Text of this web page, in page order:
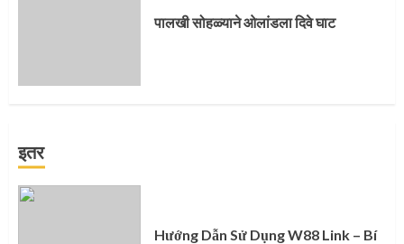
पालखी सोहळ्याने ओलांडला दिवे घाट
इतर
Hướng Dẫn Sử Dụng W88 Link – Bí